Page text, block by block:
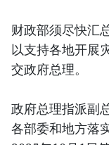
财政部须尽快汇
以支持各地开展
交政府总理。
政府总理指派副
各部委和地方落